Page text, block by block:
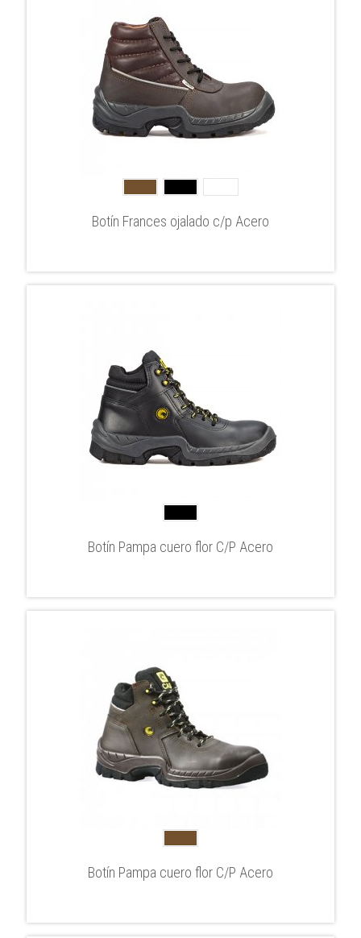
Botín Frances ojalado c/p Acero
Botín Pampa cuero flor C/P Acero
Botín Pampa cuero flor C/P Acero